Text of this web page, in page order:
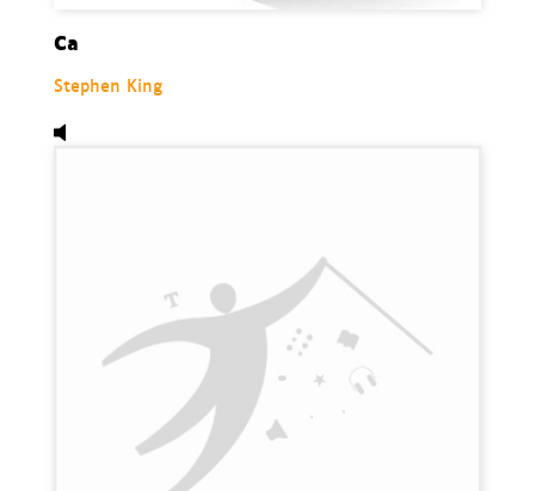
Ca
Stephen King
Audio,